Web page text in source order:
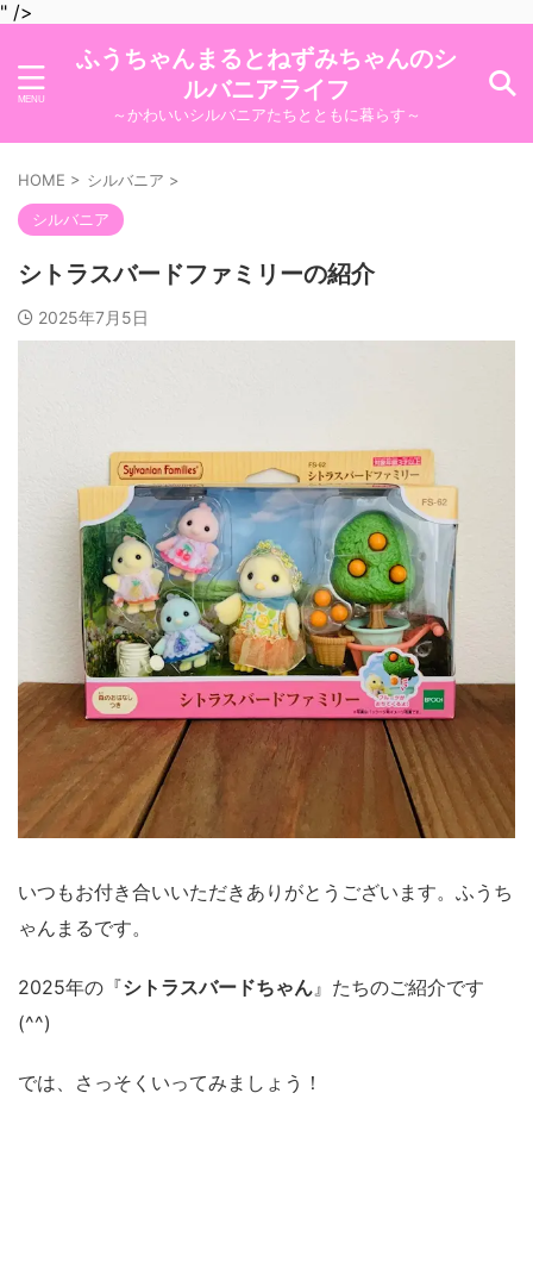
" />
ふうちゃんまるとねずみちゃんのシ
ルバニアライフ
～かわいいシルバニアたちとともに暮らす～
HOME > シルバニア >
シルバニア
シトラスバードファミリーの紹介
2025年7月5日
いつもお付き合いいただきありがとうございます。ふうち
ゃんまるです。
2025年の『シトラスバードちゃん』たちのご紹介です
(^^)
では、さっそくいってみましょう！